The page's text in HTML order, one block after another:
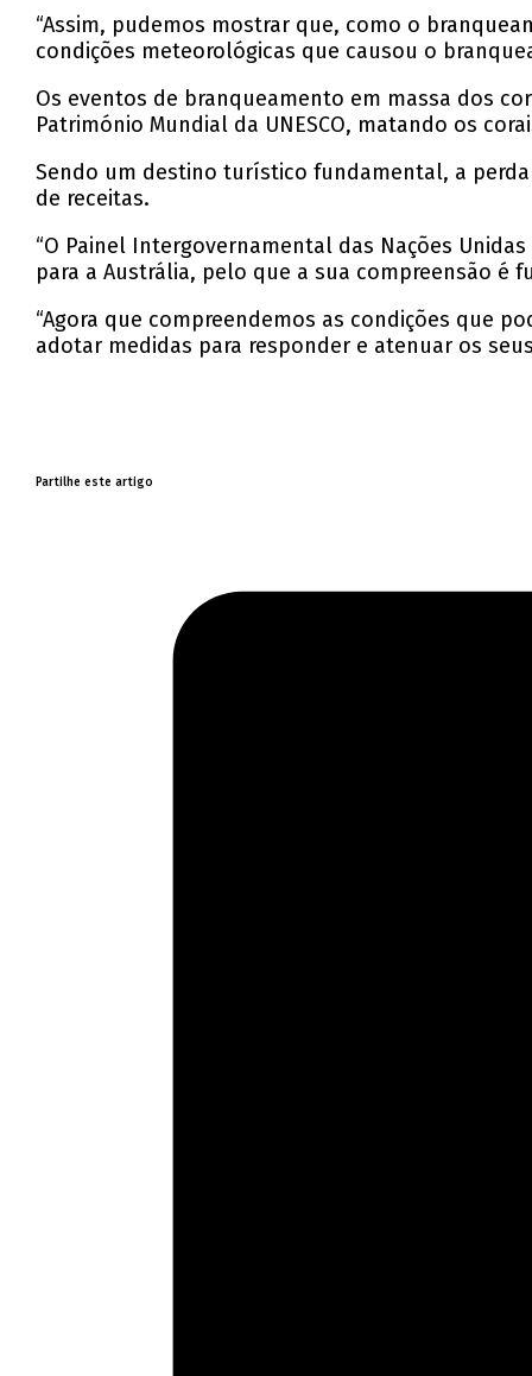
“Assim, pudemos mostrar que, como o
condições meteorológicas que causou o
Os eventos de branqueamento em massa dos
Património Mundial da UNESCO, matando os
Sendo um destino turístico fundamental, a
de receitas.
“O Painel Intergovernamental das Nações
para a Austrália, pelo que a sua compreensão é
“Agora que compreendemos as condições que
adotar medidas para responder e atenuar os
Partilhe este artigo